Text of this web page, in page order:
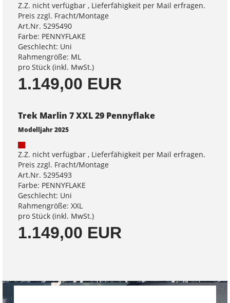
Z.Z. nicht verfügbar , Lieferfähigkeit per Mail erfragen.
Preis zzgl. Fracht/Montage
Art.Nr. 5295490
Farbe: PENNYFLAKE
Geschlecht: Uni
Rahmengröße: ML
pro Stück (inkl. MwSt.)
1.149,00 EUR
Trek Marlin 7 XXL 29 Pennyflake
Modelljahr 2025
Z.Z. nicht verfügbar , Lieferfähigkeit per Mail erfragen.
Preis zzgl. Fracht/Montage
Art.Nr. 5295493
Farbe: PENNYFLAKE
Geschlecht: Uni
Rahmengröße: XXL
pro Stück (inkl. MwSt.)
1.149,00 EUR